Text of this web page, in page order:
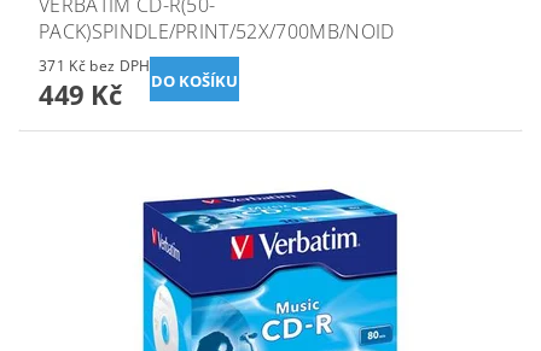
PACK)SPINDLE/PRINT/52X/700MB/NOID
371 Kč bez DPH
449 Kč